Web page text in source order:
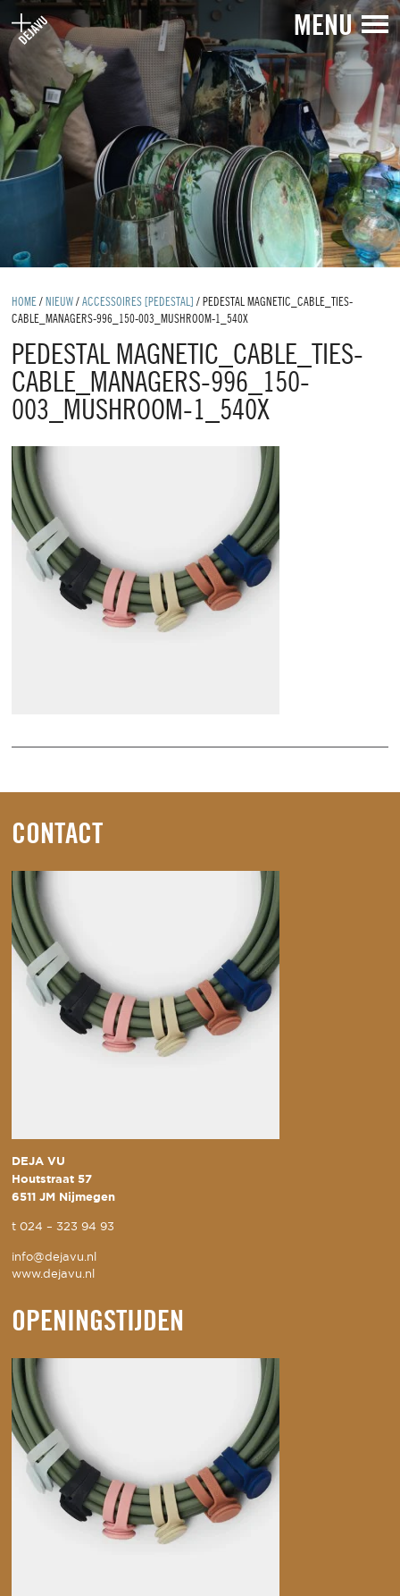
MENU
HOME / NIEUW /ACCESSOIRES [PEDESTAL] / PEDESTAL MAGNETIC_CABLE_TIES-
CABLE_MANAGERS-996_150-003_MUSHROOM-1_540X
PEDESTAL MAGNETIC_CABLE_TIES-
CABLE_MANAGERS-996_150-
003_MUSHROOM-1_540X
CONTACT
DEJA VU
Houtstraat 57
6511 JM Nijmegen
t024 – 323 94 93
info@dejavu.nl
www.dejavu.nl
OPENINGSTIJDEN